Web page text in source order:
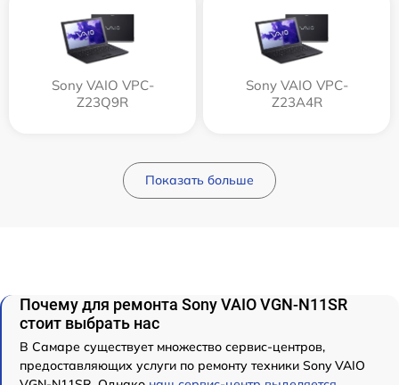
Sony VAIO VPC-
Z23Q9R
Sony VAIO VPC-
Z23A4R
Показать больше
Почему для ремонта Sony VAIO VGN-N11SR
стоит выбрать нас
В Самаре существует множество сервис-центров,
предоставляющих услуги по ремонту техники Sony VAIO